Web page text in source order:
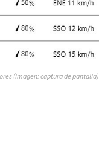
(Imagen: captura de pantalla)